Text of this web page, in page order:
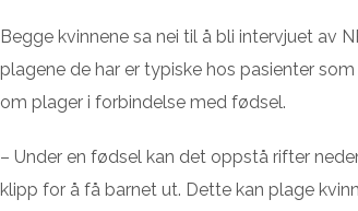
Begge kvinnene sa nei til å bli intervjuet av
plagene de har er typiske hos pasienter
om plager i forbindelse med fødsel.
– Under en fødsel kan det oppstå rifter
klipp for å få barnet ut. Dette kan plage